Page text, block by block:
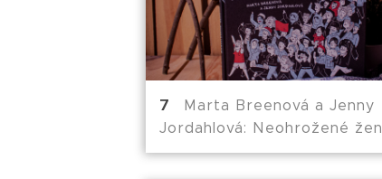
Marta Breenová a Jenny
Jordahlová: Neohrožené